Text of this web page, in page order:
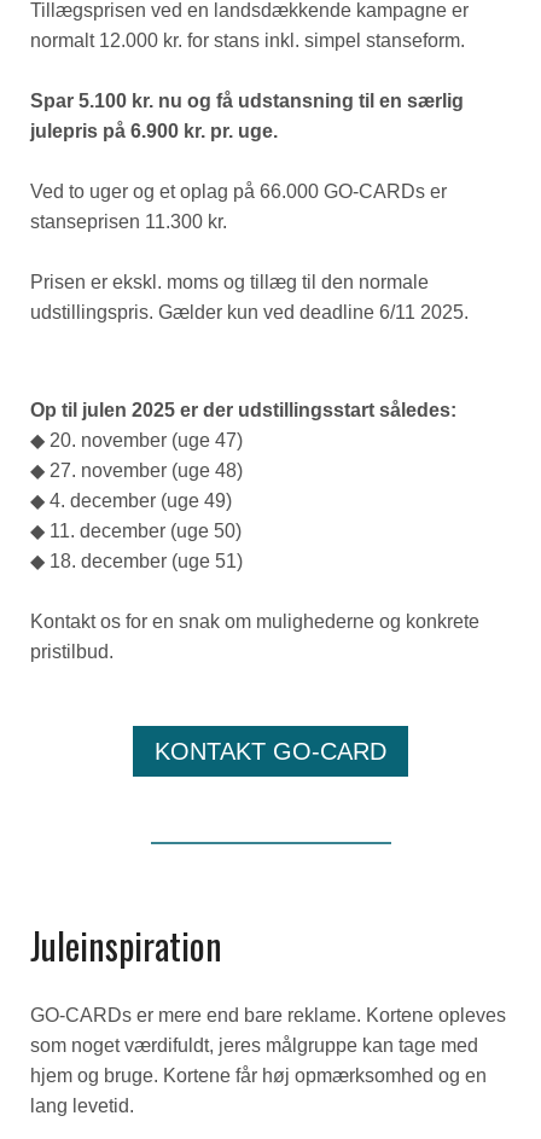
Tillægsprisen ved en landsdækkende kampagne er
normalt 12.000 kr. for stans inkl. simpel stanseform.
Spar 5.100 kr. nu og få udstansning til en særlig
julepris på 6.900 kr. pr. uge.
Ved to uger og et oplag på 66.000 GO-CARDs er
stanseprisen 11.300 kr.
Prisen er ekskl. moms og tillæg til den normale
udstillingspris. Gælder kun ved deadline 6/11 2025.
Op til julen 2025 er der udstillingsstart således:
◆ 20. november (uge 47)
◆ 27. november (uge 48)
◆ 4. december (uge 49)
◆ 11. december (uge 50)
◆ 18. december (uge 51)
Kontakt os for en snak om mulighederne og konkrete
pristilbud.
KONTAKT GO-CARD
Juleinspiration
GO-CARDs er mere end bare reklame. Kortene opleves
som noget værdifuldt, jeres målgruppe kan tage med
hjem og bruge. Kortene får høj opmærksomhed og en
lang levetid.